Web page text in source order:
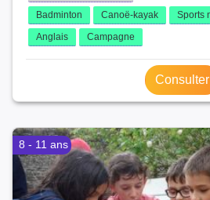
Badminton
Canoë-kayak Sports
Anglais
Campagne
Consulter
8 - 11 ans